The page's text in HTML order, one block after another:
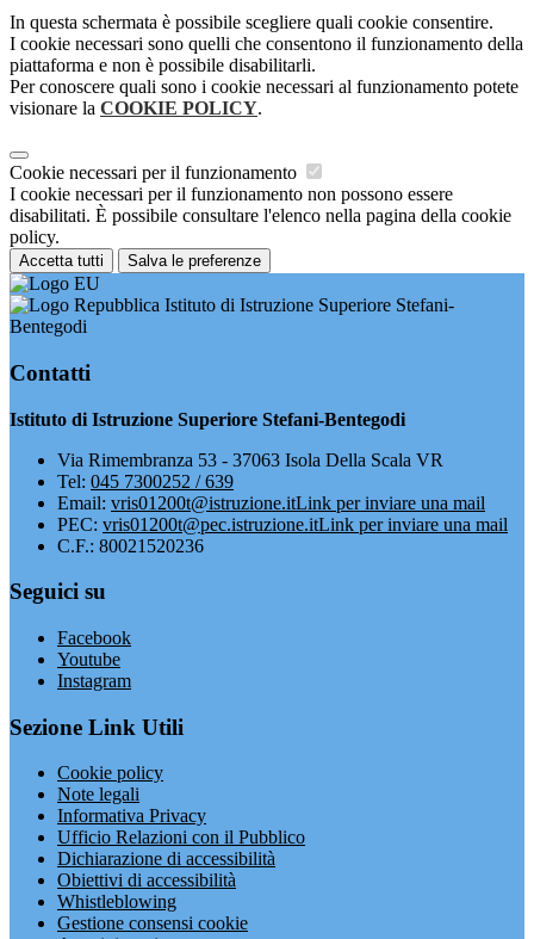
In questa schermata è possibile scegliere quali cookie consentire.
I cookie necessari sono quelli che consentono il funzionamento della
piattaforma e non è possibile disabilitarli.
Per conoscere quali sono i cookie necessari al funzionamento potete
visionare la COOKIE POLICY.
Cookie necessari per il funzionamento
I cookie necessari per il funzionamento non possono essere
disabilitati. È possibile consultare l'elenco nella pagina della cookie
policy.
Accetta tutti Salva le preferenze
Istituto di Istruzione Superiore Stefani-
Bentegodi
Contatti
Istituto di Istruzione Superiore Stefani-Bentegodi
Via Rimembranza 53 - 37063 Isola Della Scala VR
Tel: 045 7300252 / 639
Email: vris01200t@istruzione.itLink per inviare una mail
PEC: vris01200t@pec.istruzione.itLink per inviare una mail
C.F.: 80021520236
Seguici su
Facebook
Youtube
Instagram
Sezione Link Utili
Cookie policy
Note legali
Informativa Privacy
Ufficio Relazioni con il Pubblico
Dichiarazione di accessibilità
Obiettivi di accessibilità
Whistleblowing
Gestione consensi cookie